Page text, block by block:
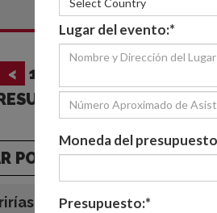
< 1
POR:
ver todas las
Select Country
Lugar del evento:*
Moneda del
Presupuesto:*